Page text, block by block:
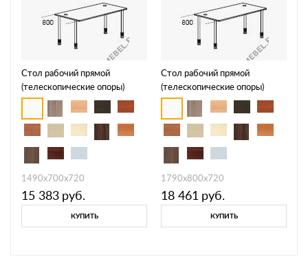
Стол рабочий прямой
(телескопические опоры)
Periscope F2102
1490х700х720
15 383 руб.
КУПИТЬ
Стол рабочий прямой
(телескопические опоры)
Periscope F2103
1790х800х720
18 461 руб.
КУПИТЬ